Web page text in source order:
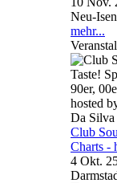
Neu-
mehr...
Club
Charts -
4 Okt.